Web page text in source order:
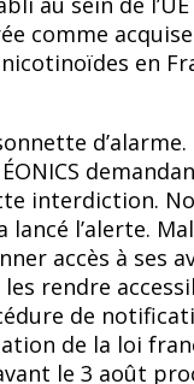
comme
en
d’alarme.
interdiction.
l’alerte.
accès à ses
rendre
de
de la loi
le 3 août